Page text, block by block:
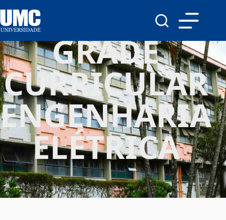
GRADE
CURRICULAR
ENGENHARIA
ELÉTRICA